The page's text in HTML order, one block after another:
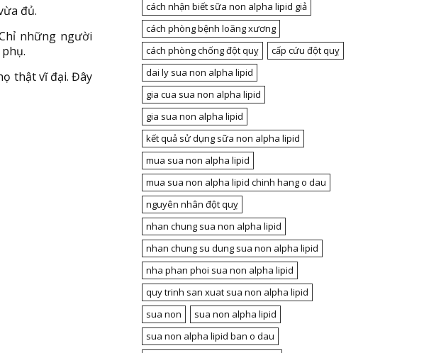
đủ.
những người
thật vĩ đại. Đây
cách nhận biết sữa non alpha lipid giả
cách phòng bệnh loãng xương
cách phòng chống đột quỵ
cấp cứu đột quỵ
dai ly sua non alpha lipid
gia cua sua non alpha lipid
gia sua non alpha lipid
kết quả sử dụng sữa non alpha lipid
mua sua non alpha lipid
mua sua non alpha lipid chinh hang o dau
nguyên nhân đột quỵ
nhan chung sua non alpha lipid
nhan chung su dung sua non alpha lipid
nha phan phoi sua non alpha lipid
quy trinh san xuat sua non alpha lipid
sua non
sua non alpha lipid
sua non alpha lipid ban o dau